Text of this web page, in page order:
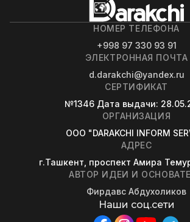
НОМЕР ТЕЛЕФОНА
+998 97 330 93 91
ЭЛЕКТРОННАЯ ПОЧТА
d.darakchi@yandex.ru
СЕРТИФИКАТ
№1346 Дата выдачи:
ОРГАНИЗАЦИЯ
OOO "DARAKCHI INFORM
АДРЕС
г.Ташкент, проспект Амира
АВТОР ИДЕИ И
Фирдавс Абдухоликов
Наши соц.сети